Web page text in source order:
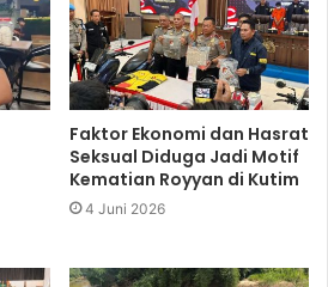
Faktor Ekonomi dan Hasrat
Seksual Diduga Jadi Motif
Kematian Royyan di Kutim
4 Juni 2026